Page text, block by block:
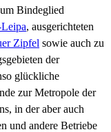
Bindeglied
, ausgerichteten
Zipfel sowie auch zu
der
glückliche
zur Metropole der
in der aber auch
und andere Betriebe